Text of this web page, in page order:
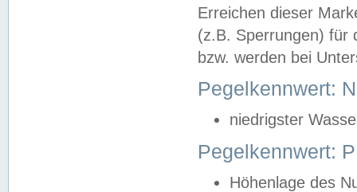
Erreichen dieser
(z.B. Sperrungen) für
bzw. werden bei
Pegelkennwert:
niedrigster
Pegelkennwert:
Höhenlage des